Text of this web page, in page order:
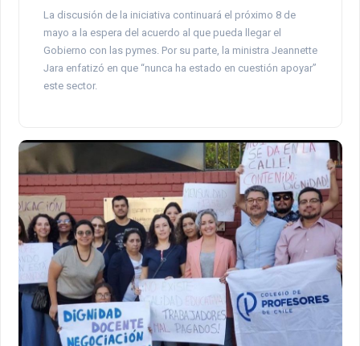
La discusión de la iniciativa continuará el próximo 8 de
mayo a la espera del acuerdo al que pueda llegar el
Gobierno con las pymes. Por su parte, la ministra Jeannette
Jara enfatizó en que “nunca ha estado en cuestión apoyar”
este sector.